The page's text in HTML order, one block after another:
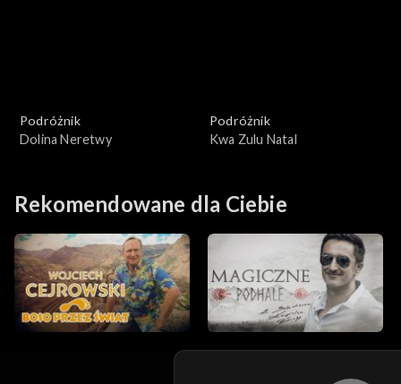
Podróżnik
Dolina Neretwy
Podróżnik
Kwa Zulu Natal
Rekomendowane dla Ciebie